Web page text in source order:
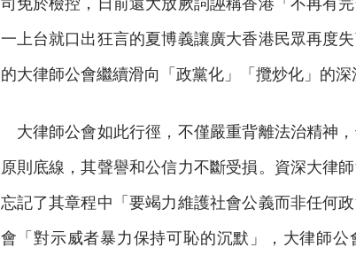
司免於檢控，日前還大放厥詞誣稱香港「不再有
一上台就口出狂言的夏博義讓廣大香港民眾再度
的大律師公會繼續滑向「政黨化」「攬炒化」的深
大律師公會如此行徑，不僅嚴重背離法治精神，
原則底線，其聲譽和公信力不斷受損。資深大律
忘記了其章程中「要竭力維護社會公義而非任何
會「對示威者暴力保持可恥的沉默」，大律師